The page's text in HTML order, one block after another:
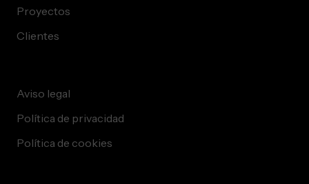
Proyectos
Clientes
Aviso legal
Política de privacidad
Política de cookies